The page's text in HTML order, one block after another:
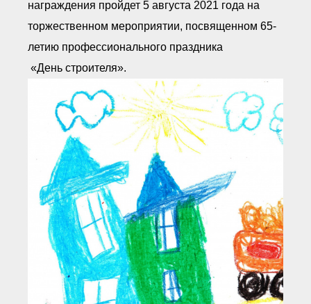
награждения пройдет 5 августа 2021 года на
торжественном мероприятии, посвященном 65-
летию профессионального праздника
«День строителя».